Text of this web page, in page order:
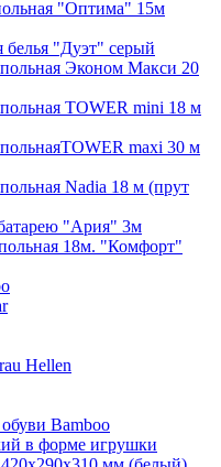
"Оптима" 15м
"Дуэт" серый
Эконом Макси 20
TOWER mini 18 м
maxi 30 м
Nadia 18 м (прут
"Ария" 3м
18м. "Комфорт"
Hellen
Bamboo
в форме игрушки